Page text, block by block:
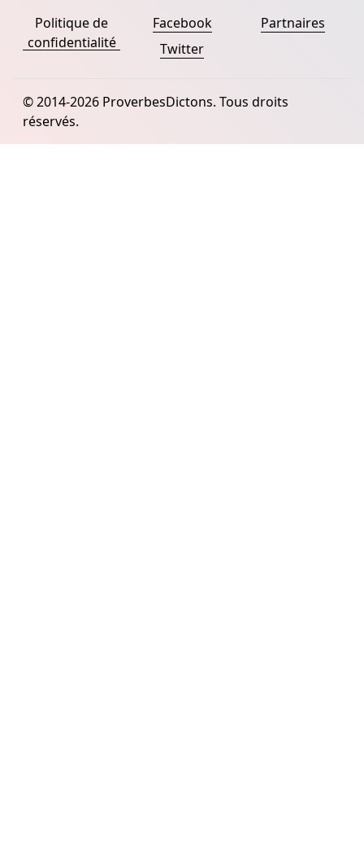
Politique de
confidentialité
Facebook
Twitter
Partnaires
© 2014-2026 ProverbesDictons. Tous droits
réservés.